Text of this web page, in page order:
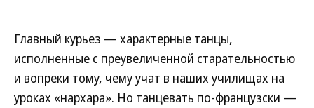
Главный курьез — характерные танцы,
исполненные с преувеличенной старательностью
и вопреки тому, чему учат в наших училищах на
уроках «нархара». Но танцевать по-французски —